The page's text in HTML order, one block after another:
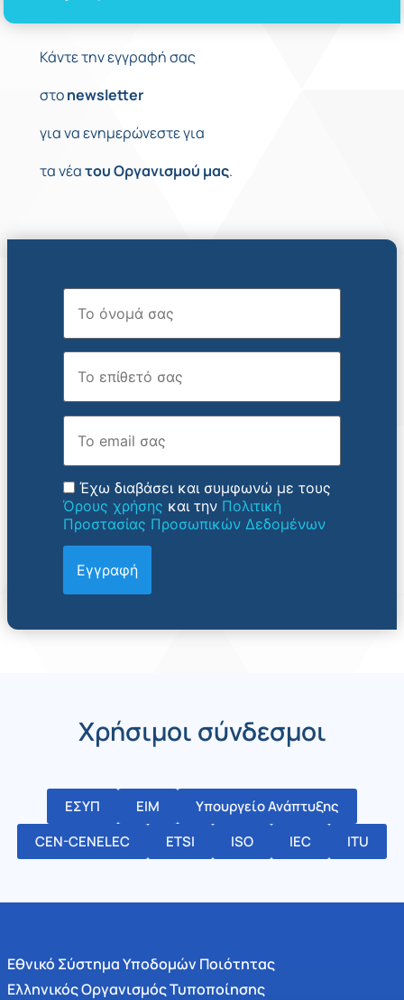
Κάντε την εγγραφή σας
στοnewsletter
για να ενημερώνεστε για
τα νέατουΟργανισμού μας.
Όνομα
Επώνυμο
Email
Έχω διαβάσει και συμφωνώ με τους
Όρους χρήσης και την Πολιτική
Προστασίας Προσωπικών Δεδομένων
Χρήσιμοι σύνδεσμοι
ΕΣΥΠ ΕΙΜ
Υπουργείο Ανάπτυξης
CEN-CENELEC
ETSI ISO IEC ITU
Εθνικό Σύστημα Υποδομών Ποιότητας
Ελληνικός Οργανισμός Τυποποίησης